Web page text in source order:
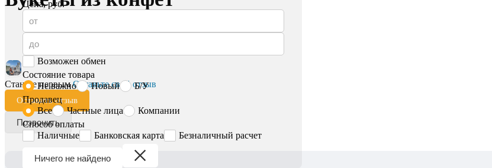
Станьте первымОставьте свой отзыв
Оставить отзыв
Позвонить
Цена, руб.
Возможен обмен
Состояние товара
Не важно
Новый
Б/У
Продавец
Все
Частные лица
Компании
Способ оплаты
Наличные
Банковская карта Безналичный расчет
Ничего не найдено